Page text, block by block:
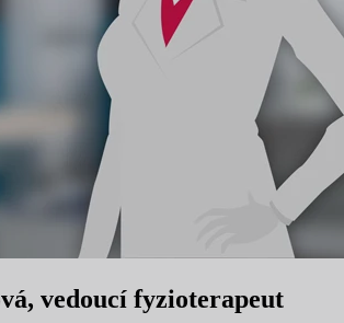
vedoucí fyzioterapeut